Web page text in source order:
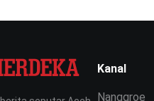
Kanal
Nanggroe